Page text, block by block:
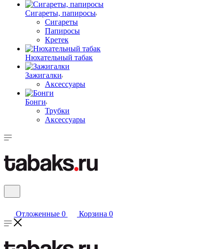
Сигареты, папиросы
Сигареты
Папиросы
Кретек
Нюхательный табак
Зажигалки
Аксессуары
Бонги
Трубки
Аксессуары
Отложенные 0 Корзина 0